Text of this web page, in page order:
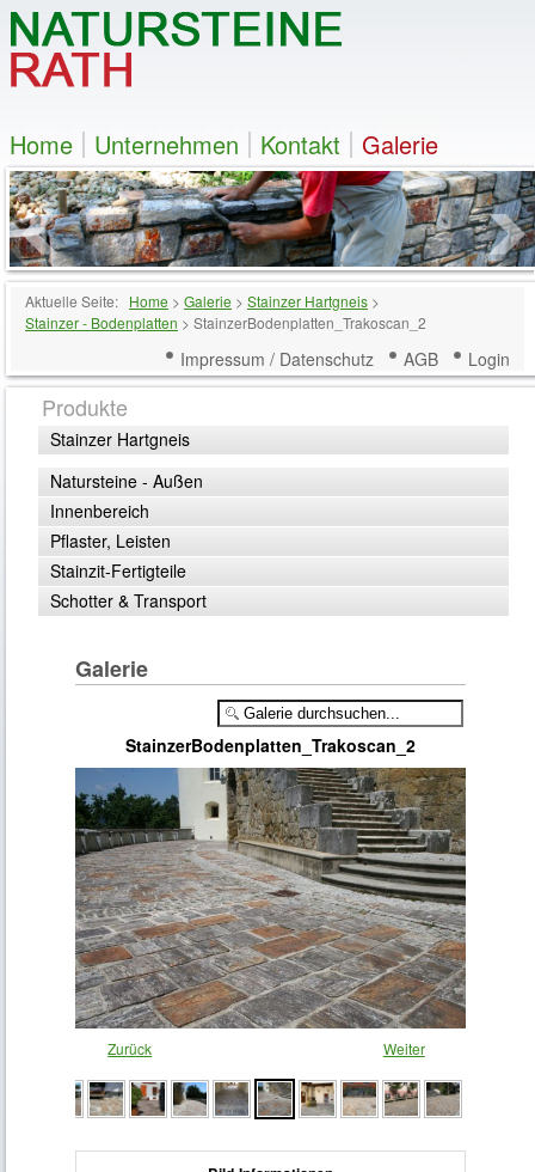
Home Unternehmen Kontakt Galerie
Aktuelle Seite: Home > Galerie > Stainzer Hartgneis >
Stainzer - Bodenplatten > StainzerBodenplatten_Trakoscan_2
Impressum / Datenschutz AGB Login
Produkte
Stainzer Hartgneis
Natursteine - Außen
Innenbereich
Pflaster, Leisten
Stainzit-Fertigteile
Schotter & Transport
Galerie
StainzerBodenplatten_Trakoscan_2
Zurück Weiter